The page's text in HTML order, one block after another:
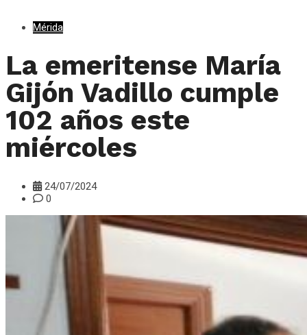
Mérida
La emeritense María
Gijón Vadillo cumple
102 años este
miércoles
24/07/2024
0